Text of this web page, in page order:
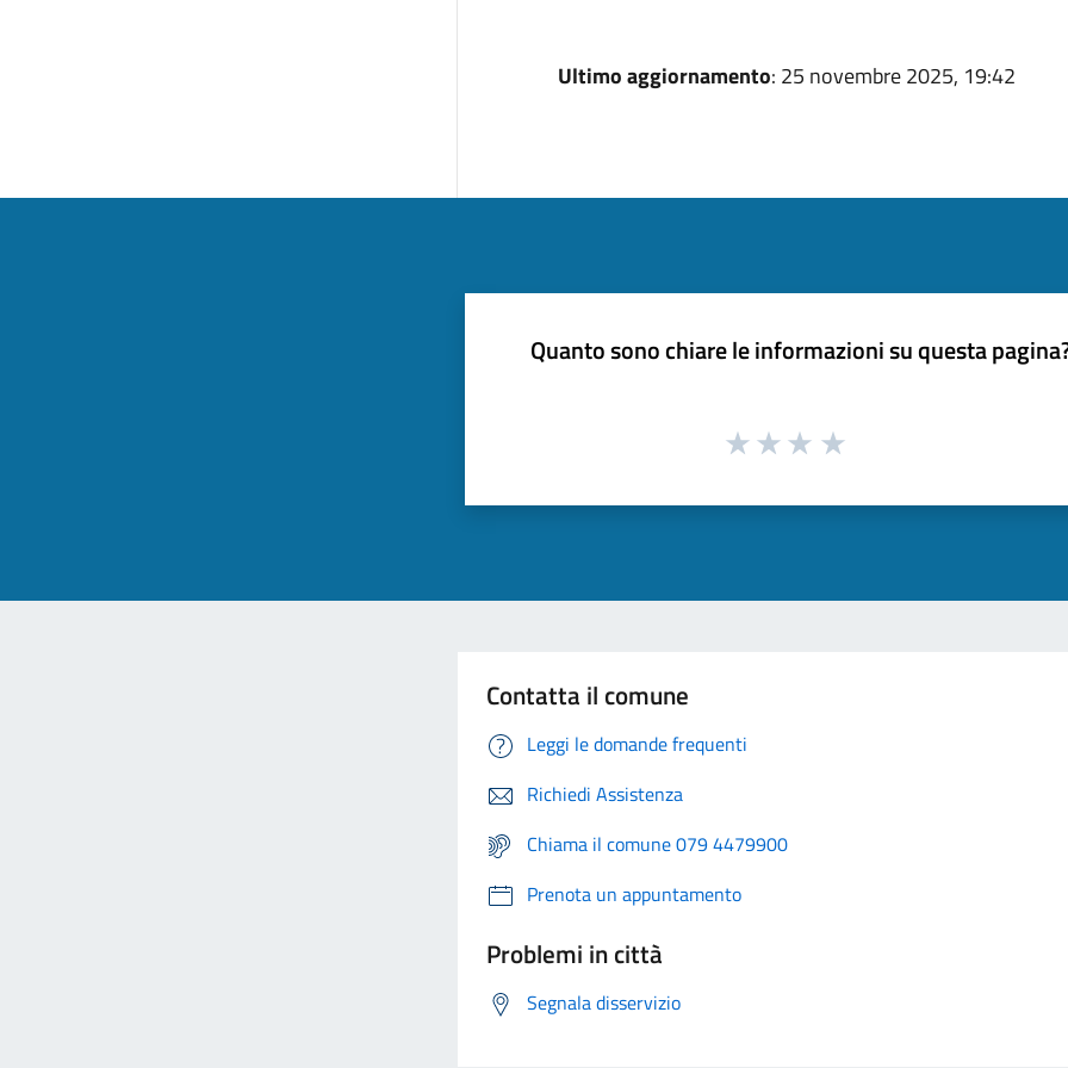
Ultimo aggiornamento: 25 novembre 2025, 19:42
Quanto sono chiare le informazioni su questa
Contatta il comune
Leggi le domande frequenti
Richiedi Assistenza
Chiama il comune 079 4479900
Prenota un appuntamento
Problemi in città
Segnala disservizio